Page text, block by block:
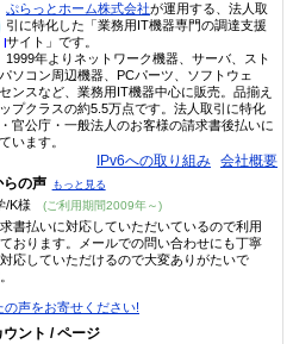
ぷらっとホーム株式会社が運用する、法人取
引に特化した「業務用IT機器専門の調達支援
サイト」です。
1999年よりネットワーク機器、サーバ、スト
ソコン周辺機器、PCパーツ、ソフトウェ
ンスなど、業務用IT機器中心に販売。品揃え
プクラスの約5.5万点です。法人取引に特化
官公庁・一般法人のお客様の請求書後払いに
います。
IPv6への取り組み 会社概要
らの声
もっと見る
/K様 (ご利用期間2009年～)
書払いに対応していただいているので利用
ております。メールでの問い合わせにも丁寧
応していただけるので大変ありがたいで
の声をお寄せください!
ント / ページ